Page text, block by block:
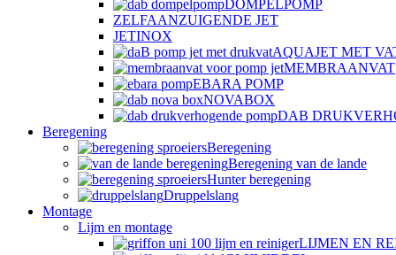
DOMPELPOMP
ZELFAANZUIGENDE JET
JETINOX
AQUAJET MET
MEMBRAANVAT
EBARA POMP
NOVABOX
DAB
Beregening
Beregening
Beregening van de lande
Hunter beregening
Druppelslang
Montage
Lijm en montage
LIJMEN EN